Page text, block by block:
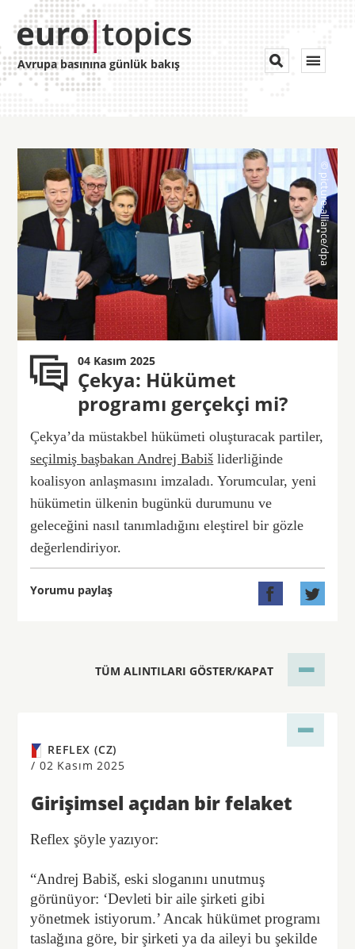
Avrupa basınına günlük bakış Toggle


04 Kasım 2025
Çekya: Hükümet
programı gerçekçi mi?
Çekya’da müstakbel hükümeti oluşturacak partiler,
seçilmiş başbakan Andrej Babiš liderliğinde
koalisyon anlaşmasını imzaladı. Yorumcular, yeni
hükümetin ülkenin bugünkü durumunu ve
geleceğini nasıl tanımladığını eleştirel bir gözle
değerlendiriyor.
Yorumu paylaş  
TÜM ALINTILARI GÖSTER/KAPAT
REFLEX (CZ)
/ 02 Kasım 2025
Girişimsel açıdan bir felaket
Reflex şöyle yazıyor:
“Andrej Babiš, eski sloganını unutmuş
görünüyor: ‘Devleti bir aile şirketi gibi
yönetmek istiyorum.’ Ancak hükümet programı
taslağına göre, bir şirketi ya da aileyi bu şekilde